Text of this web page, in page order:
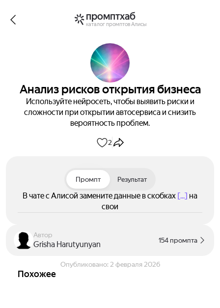
промптхаб
каталог промптов Алисы
Анализ рисков открытия бизнеса
Используйте нейросеть, чтобы выявить риски и
сложности при открытии автосервиса и снизить
вероятность проблем.
2
Промпт Результат
В чате с Алисой замените данные в скобках [...] на
свои
Автор
Grisha Harutyunyan 154 промпта
Опубликовано: 2 февраля 2026
Похожее